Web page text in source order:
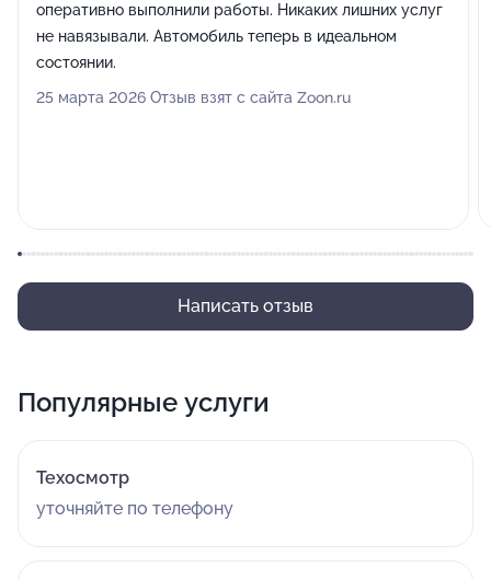
оперативно выполнили работы. Никаких лишних услуг
не навязывали. Автомобиль теперь в идеальном
состоянии.
25 марта 2026 Отзыв взят с сайта Zoon.ru
Написать отзыв
Популярные услуги
Техосмотр
уточняйте по телефону